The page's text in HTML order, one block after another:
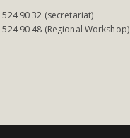
524 90 32 (secretariat)
524 90 48 (Regional Workshop)